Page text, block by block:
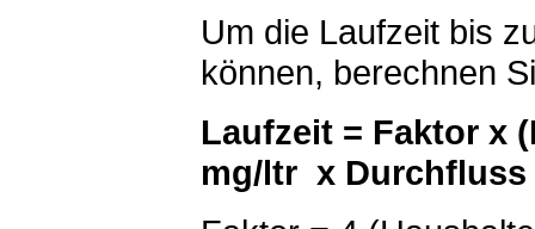
Um die Laufzeit bis
können, berechnen
Laufzeit = Faktor x
mg/ltr x Durchfluss